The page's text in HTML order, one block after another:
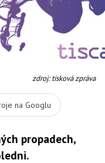
zdroj: tisková zpráva
na Googlu
propadech,